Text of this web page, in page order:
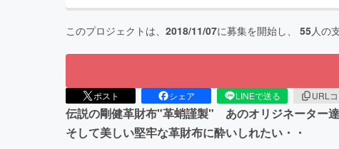
このプロジェクトは、 2018/11/07に募集を開始し、 55人の
ポスト シェア LINEで送る URL
伝説の剛健革財布"革蛸謹製" あのオリジネーター
そして美しい堅牢な革財布に酔いしれたい・・